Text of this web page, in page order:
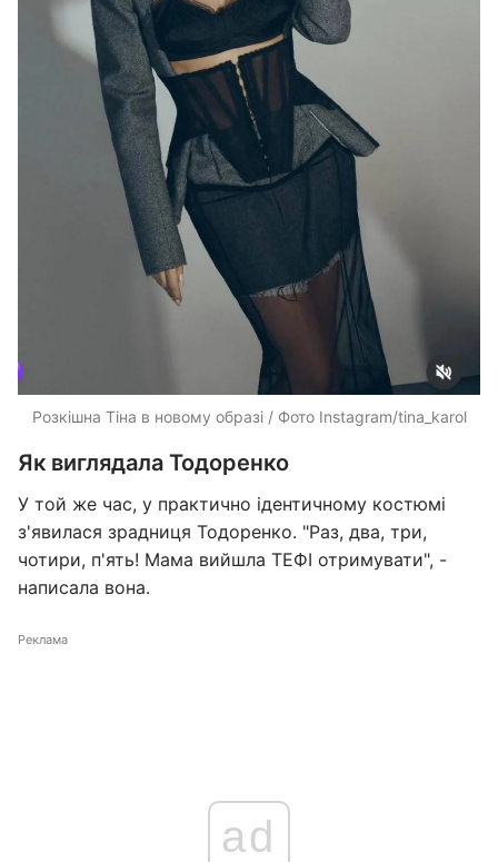
Розкішна Тіна в новому образі / Фото Instagram/tina_karol
Як виглядала Тодоренко
У той же час, у практично ідентичному костюмі
з'явилася зрадниця Тодоренко. "Раз, два, три,
чотири, п'ять! Мама вийшла ТЕФІ отримувати", -
написала вона.
Реклама
ad